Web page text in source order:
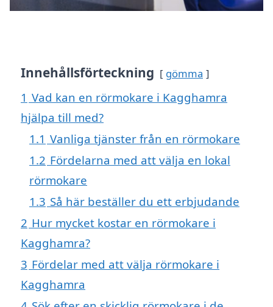
Innehållsförteckning gömma
1 Vad kan en rörmokare i Kagghamra
hjälpa till med?
1.1 Vanliga tjänster från en rörmokare
1.2 Fördelarna med att välja en lokal
rörmokare
1.3 Så här beställer du ett erbjudande
2 Hur mycket kostar en rörmokare i
Kagghamra?
3 Fördelar med att välja rörmokare i
Kagghamra